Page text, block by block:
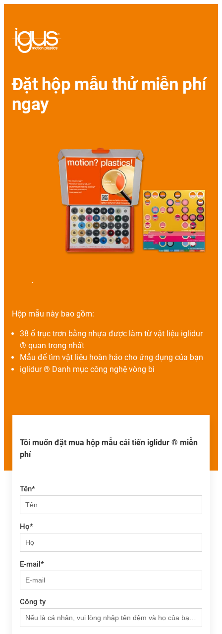
Đặt hộp mẫu thử miễn phí
ngay
-
Hộp mẫu này bao gồm:
38 ổ trục trơn bằng nhựa được làm từ vật liệu iglidur
® quan trọng nhất
Mẫu để tìm vật liệu hoàn hảo cho ứng dụng của bạn
iglidur ® Danh mục công nghệ vòng bi
Tôi muốn đặt mua hộp mẫu cải tiến iglidur ® miễn
phí
Tên*
Họ*
E-mail *
Công ty